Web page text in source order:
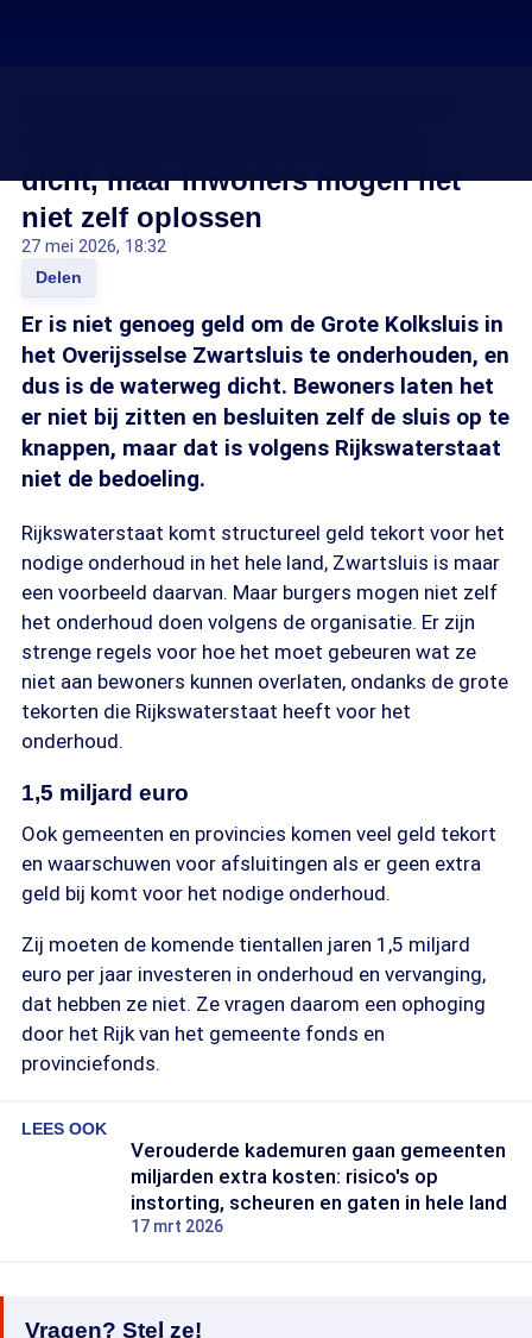
dicht, maar inwoners mogen het
niet zelf oplossen
27 mei 2026, 18:32
Delen
Er is niet genoeg geld om de Grote Kolksluis in
het Overijsselse Zwartsluis te onderhouden, en
dus is de waterweg dicht. Bewoners laten het
er niet bij zitten en besluiten zelf de sluis op te
knappen, maar dat is volgens Rijkswaterstaat
niet de bedoeling.
Rijkswaterstaat komt structureel geld tekort voor het
nodige onderhoud in het hele land, Zwartsluis is maar
een voorbeeld daarvan. Maar burgers mogen niet zelf
het onderhoud doen volgens de organisatie. Er zijn
strenge regels voor hoe het moet gebeuren wat ze
niet aan bewoners kunnen overlaten, ondanks de grote
tekorten die Rijkswaterstaat heeft voor het
onderhoud.
1,5 miljard euro
Ook gemeenten en provincies komen veel geld tekort
en waarschuwen voor afsluitingen als er geen extra
geld bij komt voor het nodige onderhoud.
Zij moeten de komende tientallen jaren 1,5 miljard
euro per jaar investeren in onderhoud en vervanging,
dat hebben ze niet. Ze vragen daarom een ophoging
door het Rijk van het gemeente fonds en
provinciefonds.
LEES OOK
Verouderde kademuren gaan gemeenten
miljarden extra kosten: risico's op
instorting, scheuren en gaten in hele land
17 mrt 2026
Vragen? Stel ze!